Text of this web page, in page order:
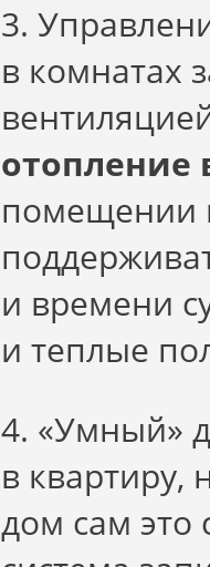
3.
в комнатах
отопление
помещении
и времени
и теплые
4. «Умный»
в квартиру,
дом сам это